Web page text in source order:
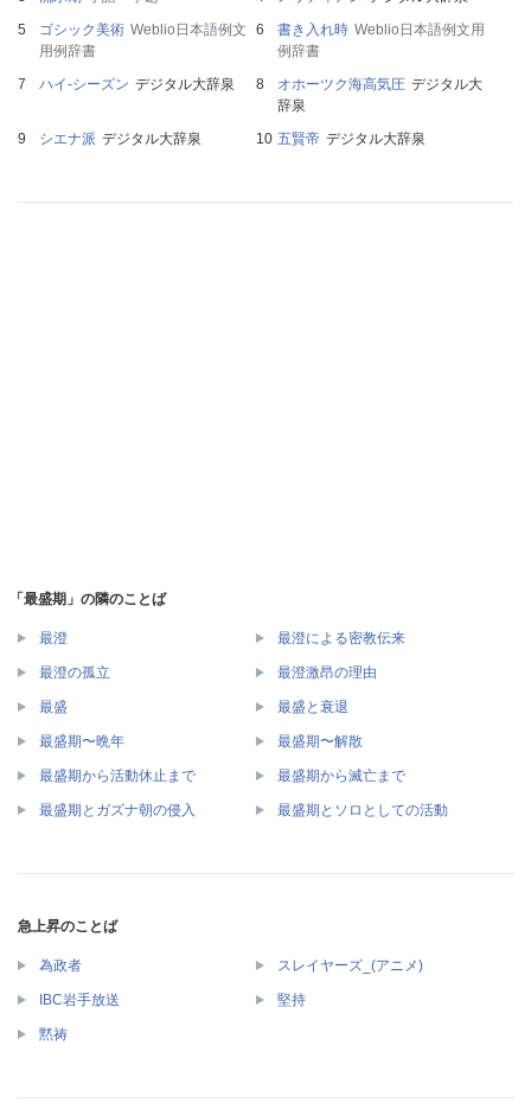
ゴシック美術 Weblio日本語例文
用例辞書
書き入れ時 Weblio日本語例文用
例辞書
ハイ‐シーズン デジタル大辞泉 オホーツク海高気圧 デジタル大
辞泉
シエナ派 デジタル大辞泉 五賢帝 デジタル大辞泉
「最盛期」の隣のことば
最澄 最澄による密教伝来
最澄の孤立 最澄激昂の理由
最盛 最盛と衰退
最盛期〜晩年 最盛期〜解散
最盛期から活動休止まで 最盛期から滅亡まで
最盛期とガズナ朝の侵入 最盛期とソロとしての活動
急上昇のことば
為政者 スレイヤーズ_(アニメ)
IBC岩手放送 堅持
黙祷